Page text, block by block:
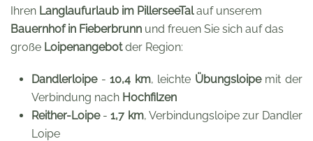
Ihren Langlaufurlaub im PillerseeTalauf unserem
Bauernhof in Fieberbrunn und freuen Sie sich auf das
große Loipenangebotder Region:
Dandlerloipe-10,4 km, leichte Übungsloipemit der
Verbindung nach Hochfilzen
Reither-Loipe-1,7 km, Verbindungsloipe zur Dandler
Loipe